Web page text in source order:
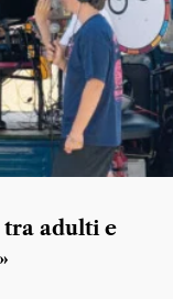
tra adulti e